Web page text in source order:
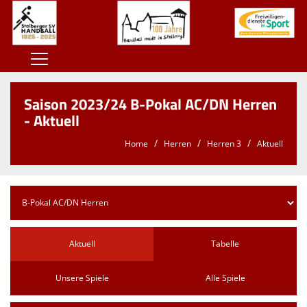
Home
100 Jahre SSV
Herren
Jugend
Kontaktformular
Sponsoren
Saison 2023/24 B-Pokal AC/DN Herren
- Aktuell
Home Herren Herren 3 Aktuell
Aktuell Tabelle
Unsere Spiele Alle Spiele